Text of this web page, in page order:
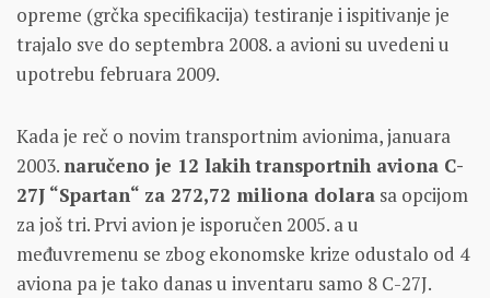
opreme (grčka specifikacija) testiranje i ispitivanje je
trajalo sve do septembra 2008. a avioni su uvedeni u
upotrebu februara 2009.
Kada je reč o novim transportnim avionima, januara
2003. naručeno je 12 lakih transportnih aviona C-
27J “Spartan“ za 272,72 miliona dolara sa opcijom
za još tri. Prvi avion je isporučen 2005. a u
međuvremenu se zbog ekonomske krize odustalo od 4
aviona pa je tako danas u inventaru samo 8 C-27J.